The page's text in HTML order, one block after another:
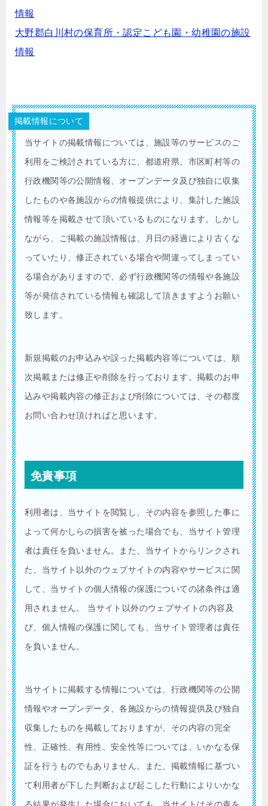
情報
大野郡白川村の保育所・認定こども園・幼稚園の施設
情報
掲載情報について
当サイトの掲載情報については、施設等のサービスのご
利用をご検討されている方に、都道府県、市区町村等の
行政機関等の公開情報、オープンデータ及び独自に収集
したものや各施設からの情報提供により、集計した施設
情報等を掲載させて頂いているものになります。しかし
ながら、ご掲載の施設情報は、月日の経過により古くな
っていたり、修正されている場合や間違ってしまってい
る場合がありますので、必ず行政機関等の情報や各施設
等が発信されている情報も確認して頂きますようお願い
致します。
新規掲載のお申込みや誤った掲載内容等については、順
次掲載または修正や削除を行っております。掲載のお申
込みや掲載内容の修正および削除については、その都度
お問い合わせ頂ければと思います。
免責事項
利用者は、当サイトを閲覧し、その内容を参照した事に
よって何かしらの損害を被った場合でも、当サイト管理
者は責任を負いません。また、当サイトからリンクされ
た、当サイト以外のウェブサイトの内容やサービスに関
して、当サイトの個人情報の保護についての諸条件は適
用されません。 当サイト以外のウェブサイトの内容及
び、個人情報の保護に関しても、当サイト管理者は責任
を負いません。
当サイトに掲載する情報については、行政機関等の公開
情報やオープンデータ、各施設からの情報提供及び独自
収集したものを掲載しておりますが、その内容の完全
性、正確性、有用性、安全性等については、いかなる保
証を行うものでもありません。また、掲載情報に基づい
て利用者が下した判断および起こした行動によりいかな
る結果が発生した場合においても、当サイトはその責を